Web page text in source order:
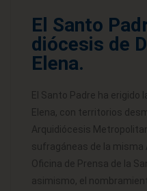
El Santo
diócesis de
Elena.
El Santo Padre ha erigido
Elena, con territorios
Arquidiócesis
sufragáneas de la misma
Oficina de Prensa de la
asimismo, el